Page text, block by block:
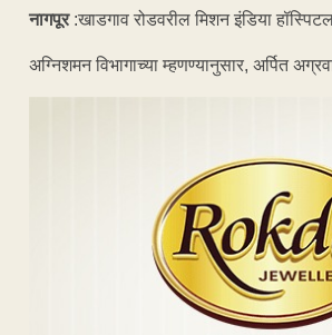
नागपूर :खाडगाव रोडवरील मिशन इंडिया
अग्निशमन विभागाच्या म्हणण्यानुसार, अर्पित